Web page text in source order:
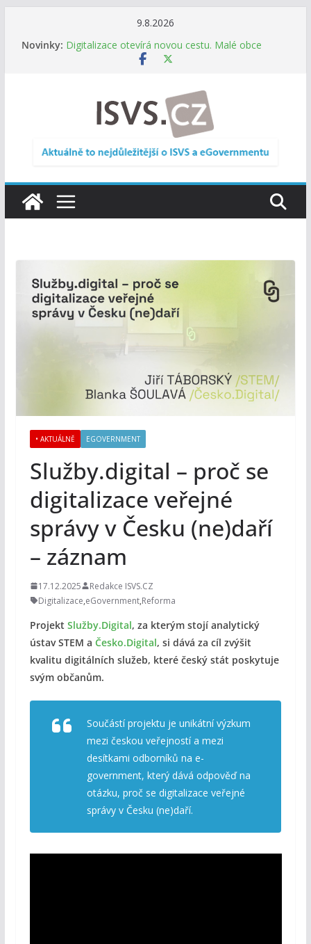
9.8.2026
Novinky: Digitalizace otevírá novou cestu. Malé obce
nemusí zanikat, mohou více spolupracovat
DIA: Informační systém dlouhodobého řízení
(ISDŘ) je od července v plném provozu
RVIS – Výbor pro architekturu a řízení ICT
zveřejnil materiály z nového jednání
Informace o obcích vždy po ruce. SMS ČR spouští
• AKTUÁLNĚ EGOVERNMENT
Služby.digital – proč se
digitalizace veřejné
správy v Česku (ne)daří
– záznam
17.12.2025
Redakce ISVS.CZ
Digitalizace,eGovernment,Reforma
Projekt Služby.Digital, za kterým stojí analytický
ústav STEM a Česko.Digital, si dává za cíl zvýšit
kvalitu digitálních služeb, které český stát poskytuje
svým občanům.
Součástí projektu je unikátní výzkum
mezi českou veřejností a mezi
desítkami odborníků na e-
government, který dává odpověď na
otázku, proč se digitalizace veřejné
správy v Česku (ne)daří.